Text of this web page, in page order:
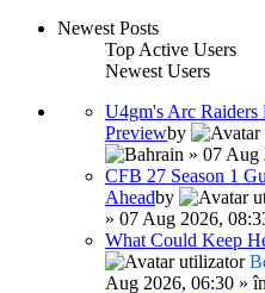
Newest Posts
Top Active Users
Newest Users
U4gm's Arc Raiders
Previewby
» 07 Aug
CFB 27 Season 1
Aheadby
» 07 Aug 2026,
What Could Keep
Aug 2026, 06:30 » în